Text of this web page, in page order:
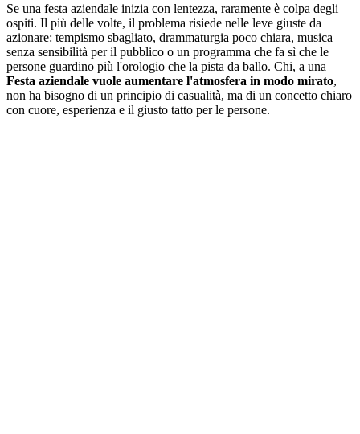
Se una festa aziendale inizia con lentezza, raramente è colpa degli
ospiti. Il più delle volte, il problema risiede nelle leve giuste da
azionare: tempismo sbagliato, drammaturgia poco chiara, musica
senza sensibilità per il pubblico o un programma che fa sì che le
persone guardino più l'orologio che la pista da ballo. Chi, a una
Festa aziendale vuole aumentare l'atmosfera in modo mirato,
non ha bisogno di un principio di casualità, ma di un concetto chiaro
con cuore, esperienza e il giusto tatto per le persone.